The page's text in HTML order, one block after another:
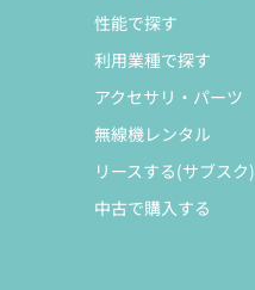
性能で探す
利用業種で探す
アクセサリ・パーツ
無線機レンタル
リースする(サブスク)
中古で購入する